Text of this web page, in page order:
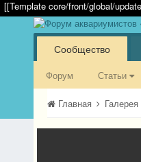
[[Template core/front/global/
Сообщество
Форум Статьи
Главная Галерея